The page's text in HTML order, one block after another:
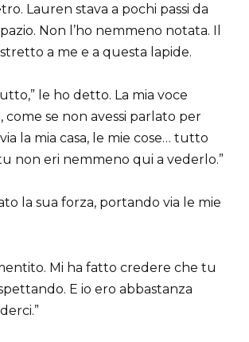
Lauren stava a pochi passi da
Non l’ho nemmeno notata. Il
a me e a questa lapide.
le ho detto. La mia voce
come se non avessi parlato per
la mia casa, le mie cose… tutto
non eri nemmeno qui a vederlo.”
la sua forza, portando via le mie
Mi ha fatto credere che tu
E io ero abbastanza